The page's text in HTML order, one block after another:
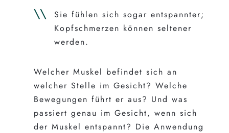
Sie fühlen sich sogar entspannter;
Kopfschmerzen können seltener
werden.
Welcher Muskel befindet sich an
welcher Stelle im Gesicht? Welche
Bewegungen führt er aus? Und was
passiert genau im Gesicht, wenn sich
der Muskel entspannt? Die Anwendung